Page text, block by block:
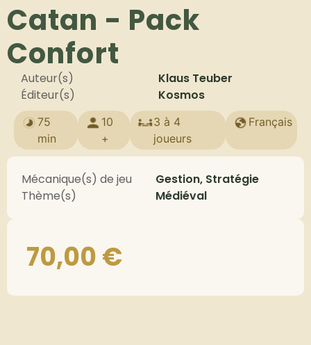
Catan - Pack
Confort
Auteur(s)
Klaus Teuber
Éditeur(s)
Kosmos
75
min
10
+
3 à 4
joueurs
Français
Mécanique(s) de jeu
Gestion, Stratégie
Thème(s)
Médiéval
70,00€